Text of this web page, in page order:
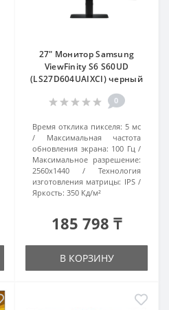
27" Монитор Samsung
ViewFinity S6 S60UD
(LS27D604UAIXCI) черный
0
Время отклика пикселя: 5 мс
Максимальная частота
обновления экрана: 100 Гц
Максимальное разрешение:
2560x1440
Технология
изготовления матрицы: IPS
Яркость: 350 Кд/м²
185 798 ₸
В КОРЗИНУ